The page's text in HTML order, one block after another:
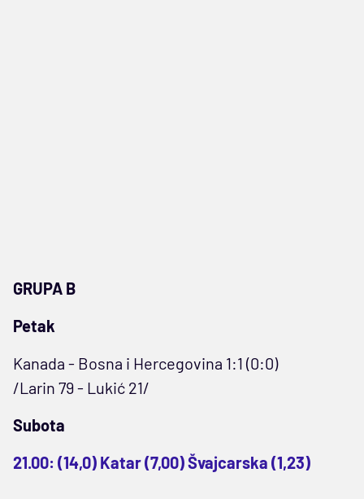
GRUPA B
Petak
Kanada - Bosna i Hercegovina 1:1 (0:0)
/Larin 79 - Lukić 21/
Subota
21.00: (14,0) Katar (7,00) Švajcarska (1,23)